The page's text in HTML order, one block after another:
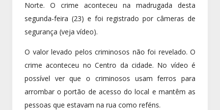
Norte. O crime aconteceu na madrugada desta
segunda-feira (23) e foi registrado por câmeras de
segurança (veja vídeo).
O valor levado pelos criminosos não foi revelado. O
crime aconteceu no Centro da cidade. No vídeo é
possível ver que o criminosos usam ferros para
arrombar o portão de acesso do local e mantêm as
pessoas que estavam na rua como reféns.